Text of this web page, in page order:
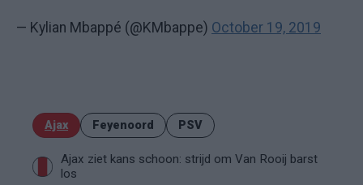
— Kylian Mbappé (@KMbappe) October 19, 2019
Ajax Feyenoord PSV
Ajax ziet kans schoon: strijd om Van Rooij barst
los